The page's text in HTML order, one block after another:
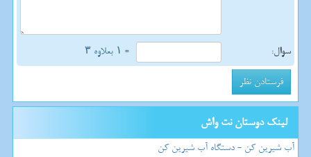
سوال: = ۱ بعلاوه ۳
لینک دوستان نت واش
آب شیرین کن - دستگاه آب شیرین کن